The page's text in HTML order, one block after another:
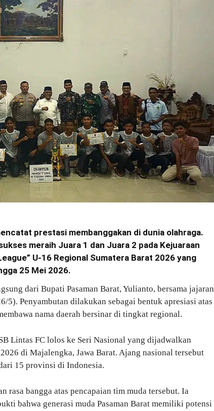
prestasi membanggakan di dunia olahraga.
meraih Juara 1 dan Juara 2 pada Kejuaraan
U-16 Regional Sumatera Barat 2026 yang
25 Mei 2026.
dari Bupati Pasaman Barat, Yulianto, bersama jajaran
5). Penyambutan dilakukan sebagai bentuk apresiasi atas
nama daerah bersinar di tingkat regional.
Lintas FC lolos ke Seri Nasional yang dijadwalkan
di Majalengka, Jawa Barat. Ajang nasional tersebut
15 provinsi di Indonesia.
rasa bangga atas pencapaian tim muda tersebut. Ia
bahwa generasi muda Pasaman Barat memiliki potensi